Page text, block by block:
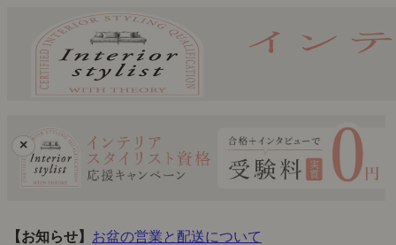
×
【お知らせ】 お盆の営業と配送について